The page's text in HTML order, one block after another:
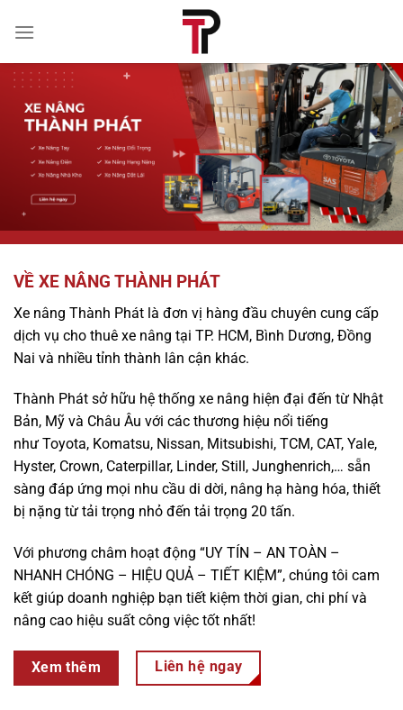
qua
dung
VỀ XE NÂNG THÀNH PHÁT
Xe nâng Thành Phát là đơn vị hàng đầu chuyên cung cấp
dịch vụ cho thuê xe nâng tại TP. HCM, Bình Dương, Đồng
Nai và nhiều tỉnh thành lân cận khác.
Thành Phát sở hữu hệ thống xe nâng hiện đại đến từ Nhật
Bản, Mỹ và Châu Âu với các thương hiệu nổi tiếng
như Toyota, Komatsu, Nissan, Mitsubishi, TCM, CAT, Yale,
Hyster, Crown, Caterpillar, Linder, Still, Junghenrich,… sẵn
sàng đáp ứng mọi nhu cầu di dời, nâng hạ hàng hóa, thiết
bị nặng từ tải trọng nhỏ đến tải trọng 20 tấn.
Với phương châm hoạt động “UY TÍN – AN TOÀN –
NHANH CHÓNG – HIỆU QUẢ – TIẾT KIỆM”, chúng tôi cam
kết giúp doanh nghiệp bạn tiết kiệm thời gian, chi phí và
nâng cao hiệu suất công việc tốt nhất!
Xem thêm Liên hệ ngay